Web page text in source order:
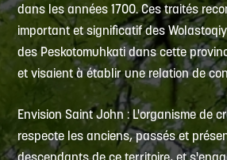
dans les années 1700. Ces traités
important et significatif des
des Peskotomuhkati dans cette
et visaient à établir une relation de
Envision Saint John : L'organisme de
respecte les anciens, passés et